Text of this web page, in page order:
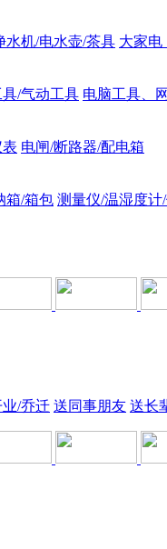
水机/电水壶/茶具 大家电
/气动工具 电脑工具、
电闸/断路器/配电箱
箱/箱包 测量仪/温湿度计
/乔迁 送同事朋友 送长